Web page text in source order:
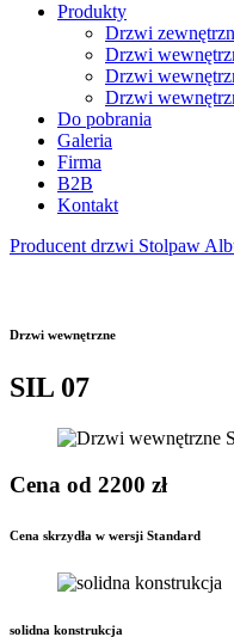
Produkty
Drzwi
Drzwi
Drzwi
Drzwi
Do pobrania
Galeria
Firma
B2B
Kontakt
Producent drzwi Stolpaw
Drzwi wewnętrzne
SIL 07
Cena od 2200 zł
Cena skrzydła w wersji Standard
solidna konstrukcja